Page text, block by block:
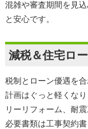
混雑や審査期間を見込
と安心です。
減税＆住宅ロ
税制とローン優遇を
計画はぐっと軽くな
リーリフォーム
耐
必要書類は工事契約書